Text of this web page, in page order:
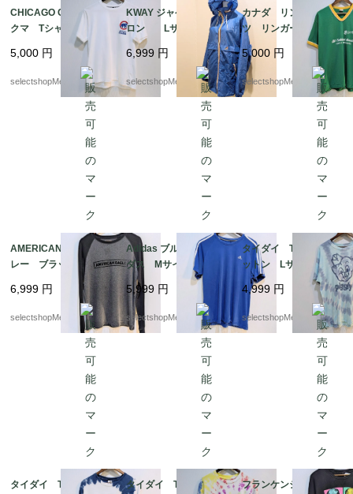
CHICAGO CUBE bear
クマ Tシャツ 実寸M
サイズ（記載 Lサイ
ズ） コットン 白
白Tシャツ BASEBAL
L 野球 シカゴ・カブ
5,000 円
selectshopMerci.
KWAY ジャケット ナイ
ロン Lサイズ程度
レインコート ナイロ
ンジャケット フラン
ス製 ブルー bag
形式で収納可能
6,999 円
selectshopMerci.
カナダ リンガーTシャ
ツ リンガーT グリー
ン ナンバリング コ
ットン ポリエステ
ル グリーン イエロ
ー Lサイズ オリンピ
5,000 円
selectshopMerci.
AMERICAN EAGLE グ
レー ブラック ワッ
フル生地 サーマル
Mサイズ リンガーTシ
ャツ 長袖 ロンT コ
ットン ポリエステル
アメリカンイーグル
6,999 円
selectshopMerci.
Adidas ブルー アディ
ダス Mサイズ コッ
トン adidas Tシャ
ツ スポーツ 三本ラ
イン climalite cotton
5,999 円
selectshopMerci.
タイダイ Tシャツ コ
ットン Lサイズ ドミ
ニカ 豚 両面プリン
ト 動物 pig
4,999 円
selectshopMerci.
タイダイ Tシャツ コ
タイダイ Tシャツ コ
フランケンシュタイ